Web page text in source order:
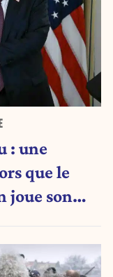
: une
que le
joue son